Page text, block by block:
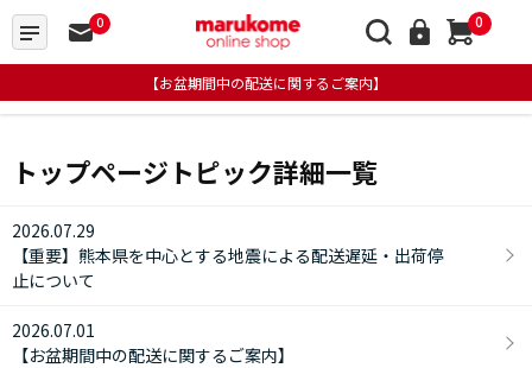
0 0
【お盆期間中の配送に関するご案内】
トップページトピック詳細一覧
2026.07.29
【重要】熊本県を中心とする地震による配送遅延・出荷停
止について
2026.07.01
【お盆期間中の配送に関するご案内】